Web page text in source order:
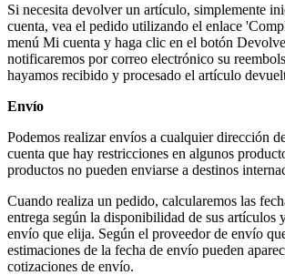
Si necesita devolver un artículo, simplemente
cuenta, vea el pedido utilizando el enlace
menú Mi cuenta y haga clic en el botón
notificaremos por correo electrónico su
hayamos recibido y procesado el artículo
Envío
Podemos realizar envíos a cualquier dirección
cuenta que hay restricciones en algunos
productos no pueden enviarse a destinos
Cuando realiza un pedido, calcularemos las
entrega según la disponibilidad de sus artículos
envío que elija. Según el proveedor de envío
estimaciones de la fecha de envío pueden
cotizaciones de envío.